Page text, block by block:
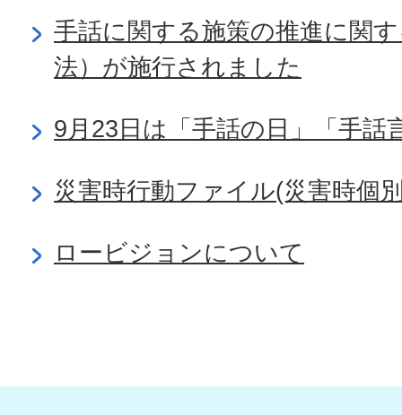
手話に関する施策の推進に関
法）が施行されました
9月23日は「手話の日」「手話
災害時行動ファイル(災害時個
ロービジョンについて